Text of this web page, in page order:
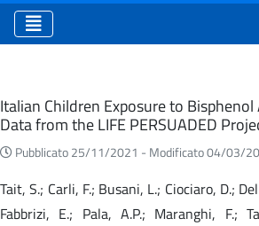
Eventi
Italian Children Exposure to
Data from the LIFE PERSUADED
Pubblicato 25/11/2021 - Modificato 04/03/
Tait, S.; Carli, F.; Busani, L.; Ciociaro, D.;
Fabbrizi, E.; Pala, A.P.; Maranghi, F.;